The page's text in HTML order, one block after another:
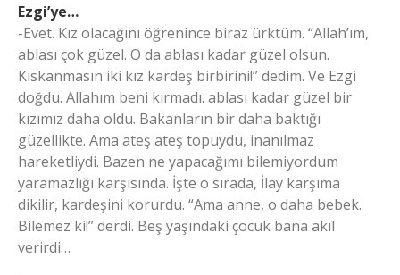
Ezgi’ye…
-Evet. Kız olacağını öğrenince biraz ürktüm. “Allah’ım,
ablası çok güzel. O da ablası kadar güzel olsun.
Kıskanmasın iki kız kardeş birbirini!” dedim. Ve Ezgi
doğdu. Allahım beni kırmadı. ablası kadar güzel bir
kızımız daha oldu. Bakanların bir daha baktığı
güzellikte. Ama ateş ateş topuydu, inanılmaz
hareketliydi. Bazen ne yapacağımı bilemiyordum
yaramazlığı karşısında. İşte o sırada, İlay karşıma
dikilir, kardeşini korurdu. “Ama anne, o daha bebek.
Bilemez ki!” derdi. Beş yaşındaki çocuk bana akıl
verirdi…